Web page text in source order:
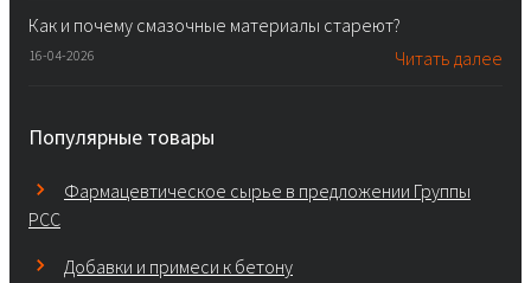
Как и почему смазочные материалы стареют?
16-04-2026 Читать далее
Популярные товары
Фармацевтическое сырье в предложении Группы
PCC
Добавки и примеси к бетону